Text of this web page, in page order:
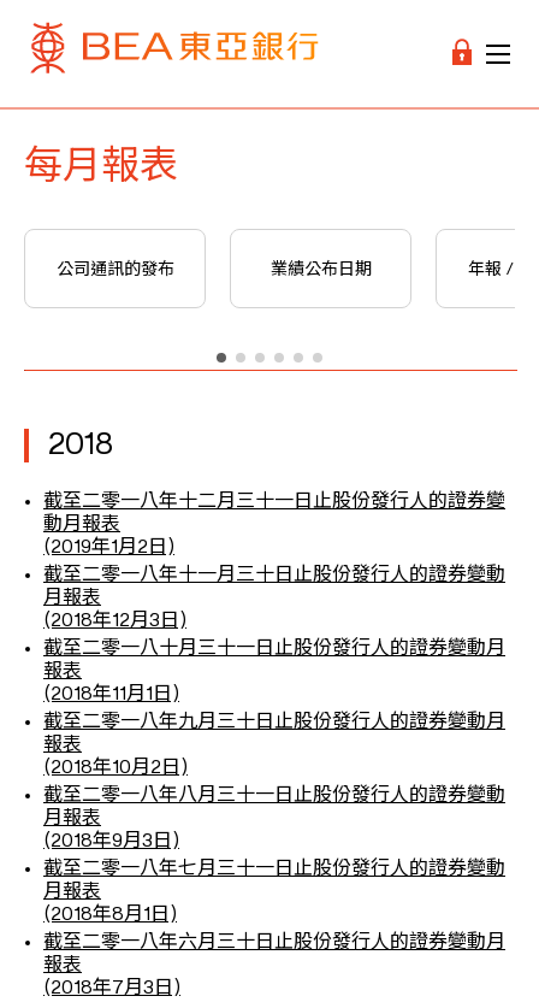
每月報表
公司通訊的發布 業績公布日期 年報 / 中
2018
截至二零一八年十二月三十一日止股份發行人的證券變
動月報表
(2019年1月2日)
截至二零一八年十一月三十日止股份發行人的證券變動
月報表
(2018年12月3日)
截至二零一八十月三十一日止股份發行人的證券變動月
報表
(2018年11月1日)
截至二零一八年九月三十日止股份發行人的證券變動月
報表
(2018年10月2日)
截至二零一八年八月三十一日止股份發行人的證券變動
月報表
(2018年9月3日)
截至二零一八年七月三十一日止股份發行人的證券變動
月報表
(2018年8月1日)
截至二零一八年六月三十日止股份發行人的證券變動月
報表
(2018年7月3日)